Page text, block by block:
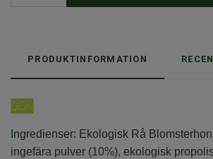
PRODUKTINFORMATION
Ingredienser: Ekologisk Rå
ingefära pulver (10%), ekologisk